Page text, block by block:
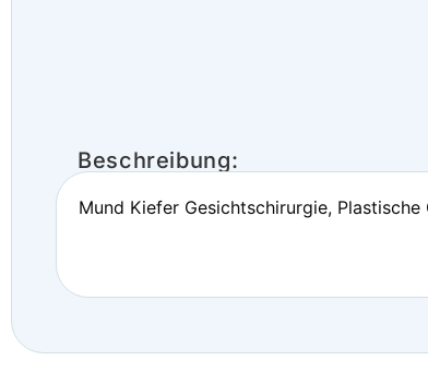
Beschreibung:
Mund Kiefer Gesichtschirurgie,